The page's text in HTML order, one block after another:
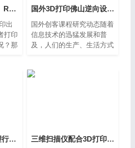
【3D打印服务软件】Retraction - cura软件东莞石排中的防漏料功能？
出
打印
？那
回
国外3D打印佛山逆向设计创客研究动态
国外创客课程研究动态随着
信息技术的迅猛发展和普
及，人们的生产、生活方式
打印、Scratch编程等极具
三维扫描设备在注塑行业的三维检测应用 三维扫描仪配合3D打印检具做东莞中堂产品质量检测